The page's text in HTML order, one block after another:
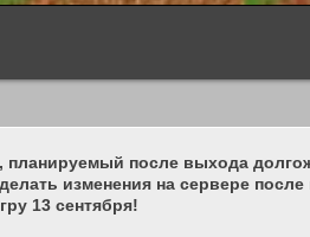
после выхода
изменения на сервере
13 сентября!